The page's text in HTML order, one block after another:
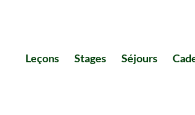
Leçons Stages Séjours